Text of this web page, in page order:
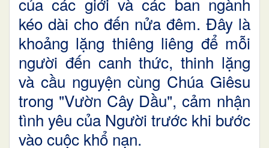
kéo dài cho đến nửa đêm. Đây là
khoảng lặng thiêng liêng để mỗi
người đến canh thức, thinh lặng
và cầu nguyện cùng Chúa Giêsu
trong "Vườn Cây Dầu", cảm nhận
tình yêu của Người trước khi bước
vào cuộc khổ nạn.